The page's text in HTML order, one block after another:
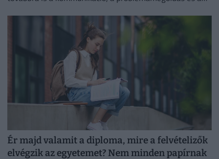
Ér majd valamit a diploma, mire a felvételizők
elvégzik az egyetemet? Nem minden papírnak